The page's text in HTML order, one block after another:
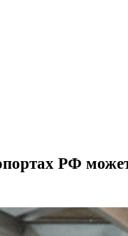
РФ